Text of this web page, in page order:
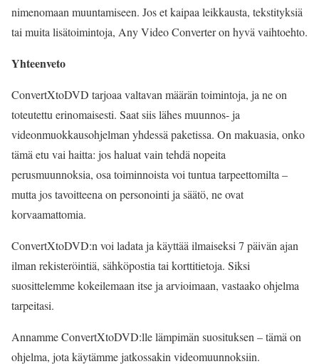
nimenomaan muuntamiseen. Jos et kaipaa leikkausta, tekstityksiä
tai muita lisätoimintoja, Any Video Converter on hyvä vaihtoehto.
Yhteenveto
ConvertXtoDVD tarjoaa valtavan määrän toimintoja, ja ne on
toteutettu erinomaisesti. Saat siis lähes muunnos- ja
videonmuokkausohjelman yhdessä paketissa. On makuasia, onko
tämä etu vai haitta: jos haluat vain tehdä nopeita
perusmuunnoksia, osa toiminnoista voi tuntua tarpeettomilta –
mutta jos tavoitteena on personointi ja säätö, ne ovat
korvaamattomia.
ConvertXtoDVD:n voi ladata ja käyttää ilmaiseksi 7 päivän ajan
ilman rekisteröintiä, sähköpostia tai korttitietoja. Siksi
suosittelemme kokeilemaan itse ja arvioimaan, vastaako ohjelma
tarpeitasi.
Annamme ConvertXtoDVD:lle lämpimän suosituksen – tämä on
ohjelma, jota käytämme jatkossakin videomuunnoksiin.